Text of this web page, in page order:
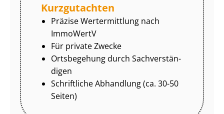
Kurzgutachten
Präzise Wertermittlung nach
ImmoWertV
Für private Zwecke
Ortsbegehung durch Sach­ver­stän­
di­gen
Schriftliche Abhandlung (ca. 30-50
Seiten)